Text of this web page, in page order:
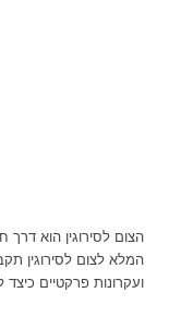
הצום לסירוגין הוא
המלא לצום לסירוגין
ועקרונות פרקטיים